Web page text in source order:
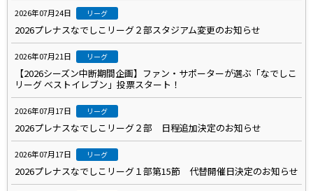
2026年07月24日 リーグ
2026プレナスなでしこリーグ２部スタジアム変更のお知らせ
2026年07月21日 リーグ
【2026シーズン中断期間企画】ファン・サポーターが選ぶ「なでしこ
リーグ ベストイレブン」投票スタート！
2026年07月17日 リーグ
2026プレナスなでしこリーグ２部 日程追加決定のお知らせ
2026年07月17日 リーグ
2026プレナスなでしこリーグ１部第15節 代替開催日決定のお知らせ